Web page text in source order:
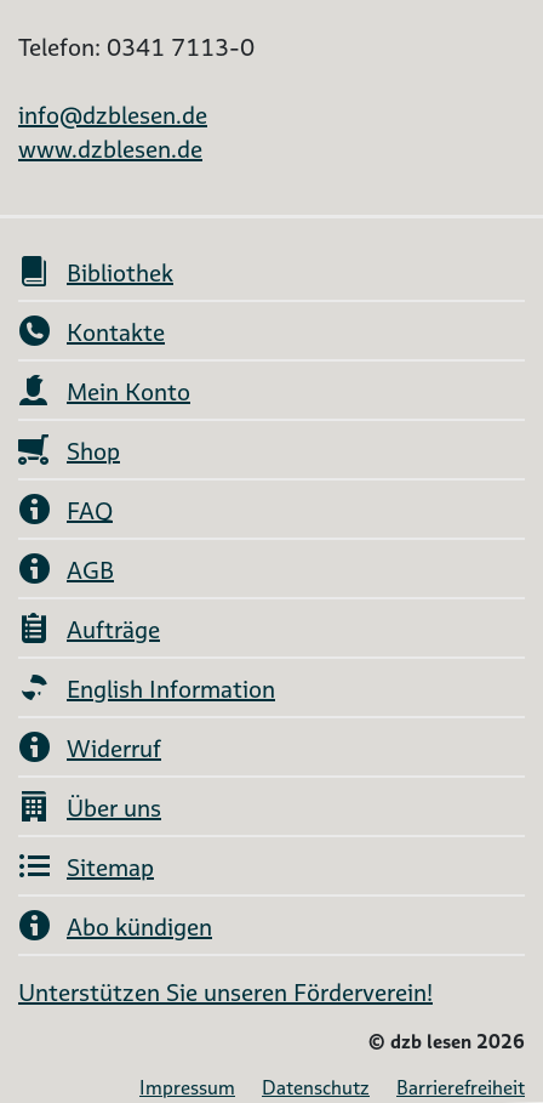
Telefon: 0341 7113-0
info@dzblesen.de
www.dzblesen.de
Bibliothek
Kontakte
Mein Konto
Shop
FAQ
AGB
Aufträge
English Information
Widerruf
Über uns
Sitemap
Abo kündigen
Unterstützen Sie unseren Förderverein!
© dzb lesen 2026
Impressum
Datenschutz Barrierefreiheit